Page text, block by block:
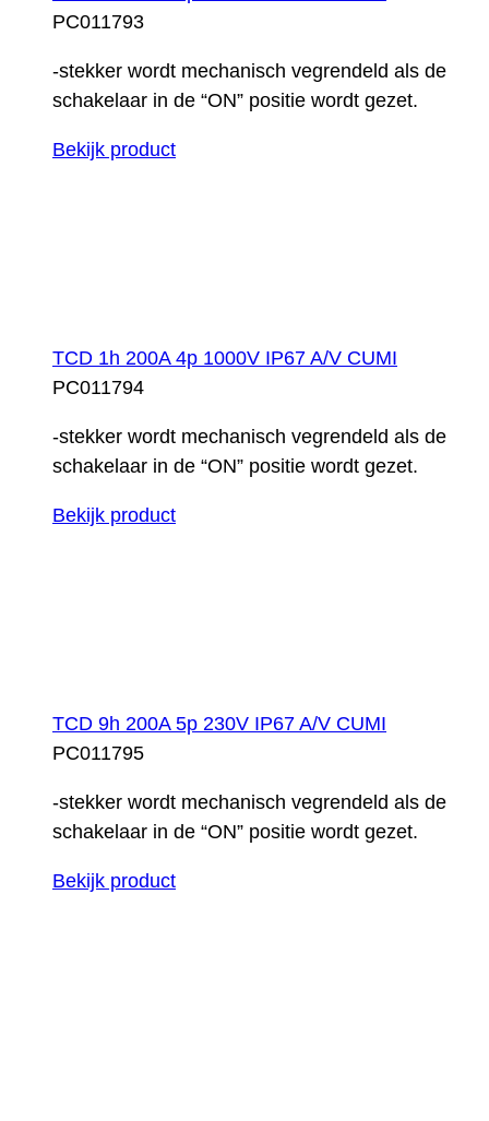
PC011793
-stekker wordt mechanisch vegrendeld als de
schakelaar in de “ON” positie wordt gezet.
Bekijk product
TCD 1h 200A 4p 1000V IP67 A/V CUMI
PC011794
-stekker wordt mechanisch vegrendeld als de
schakelaar in de “ON” positie wordt gezet.
Bekijk product
TCD 9h 200A 5p 230V IP67 A/V CUMI
PC011795
-stekker wordt mechanisch vegrendeld als de
schakelaar in de “ON” positie wordt gezet.
Bekijk product